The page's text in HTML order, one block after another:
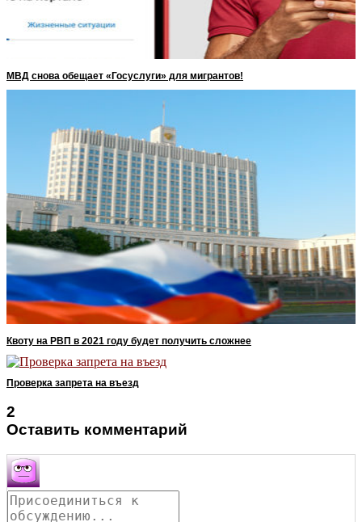
МВД снова обещает «Госуслуги» для мигрантов!
Квоту на РВП в 2021 году будет получить сложнее
Проверка запрета на въезд
2
Оставить комментарий